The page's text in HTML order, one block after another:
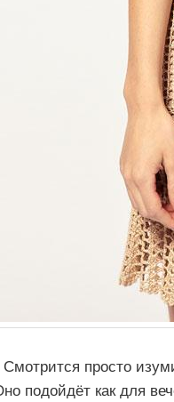
просто
подойдёт как для